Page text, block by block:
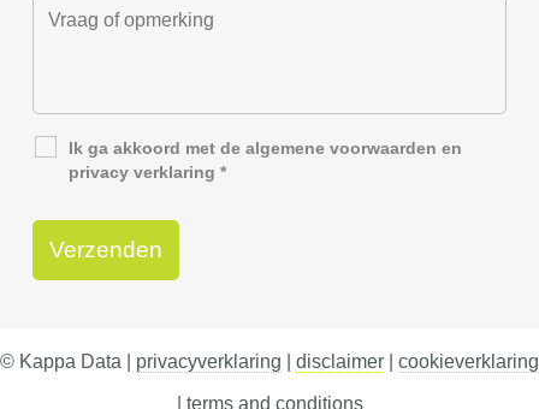
Ik ga akkoord met dealgemene voorwaarden en
privacy verklaring *
© Kappa Data | privacyverklaring disclaimer cookieverklaring
terms and conditions